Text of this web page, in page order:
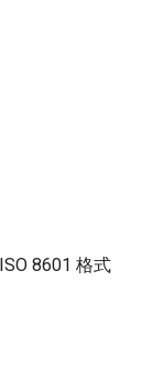
8601 格式